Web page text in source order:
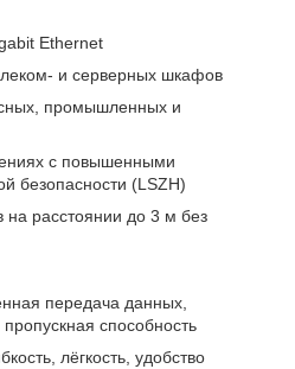
Ethernet
и серверных шкафов
промышленных и
с повышенными
безопасности (LSZH)
на расстоянии до 3 м без
передача данных,
способность
лёгкость, удобство